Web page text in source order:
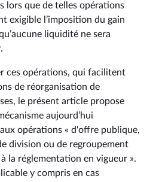
lors que de telles opérations
exigible l’imposition du gain
liquidité ne sera
ces opérations, qui facilitent
de réorganisation de
le présent article propose
aujourd’hui
opérations « d'offre publique,
division ou de regroupement
la réglementation en vigueur ».
y compris en cas